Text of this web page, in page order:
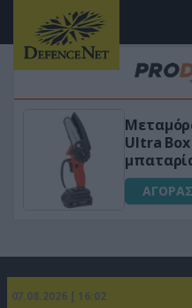
Ultra
07.08.2026 | 16:02